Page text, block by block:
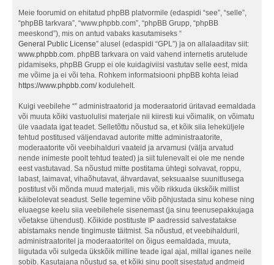
Meie foorumid on ehitatud phpBB platvormile (edaspidi “see”, “selle”,
“phpBB tarkvara”, “www.phpbb.com”, “phpBB Grupp, “phpBB
meeskond”), mis on antud vabaks kasutamiseks “
General Public License” alusel (edaspidi “GPL”) ja on allalaaditav siit:
www.phpbb.com. phpBB tarkvara on vaid vahend internetis arutelude
pidamiseks, phpBB Grupp ei ole kuidagiviisi vastutav selle eest, mida
me võime ja ei või teha. Rohkem informatsiooni phpBB kohta leiad
https://www.phpbb.com/kodulehelt.
Kuigi veebilehe “” administraatorid ja moderaatorid üritavad eemaldada
või muuta kõiki vastuolulisi materjale nii kiiresti kui võimalik, on võimatu
üle vaadata igat teadet. Selletõttu nõustud sa, et kõik siia leheküljele
tehtud postitused väljendavad autorite mitte administraatorite,
moderaatorite või veebihalduri vaateid ja arvamusi (välja arvatud
nende inimeste poolt tehtud teated) ja siit tulenevalt ei ole me nende
eest vastutavad. Sa nõustud mitte postitama ühtegi solvavat, roppu,
labast, laimavat, vihaõhutavat, ähvardavat, seksuaalse suunitlusega
postitust või mõnda muud materjali, mis võib rikkuda ükskõik millist
käibelolevat seadust. Selle tegemine võib põhjustada sinu kohese ning
eluaegse keelu siia veebilehele sisenemast (ja sinu teenusepakkujaga
võetakse ühendust). Kõikide postituste IP aadressid salvestatakse
abistamaks nende tingimuste täitmist. Sa nõustud, et veebihalduril,
administraatoritel ja moderaatoritel on õigus eemaldada, muuta,
liigutada või sulgeda ükskõik milline teade igal ajal, millal iganes neile
sobib. Kasutajana nõustud sa, et kõiki sinu poolt sisestatud andmeid